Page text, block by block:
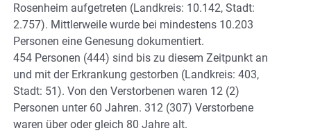
Rosenheim aufgetreten (Landkreis: 10.142, Stadt:
2.757). Mittlerweile wurde bei mindestens 10.203
Personen eine Genesung dokumentiert.
454 Personen (444) sind bis zu diesem Zeitpunkt an
und mit der Erkrankung gestorben (Landkreis: 403,
Stadt: 51). Von den Verstorbenen waren 12 (2)
Personen unter 60 Jahren. 312 (307) Verstorbene
waren über oder gleich 80 Jahre alt.